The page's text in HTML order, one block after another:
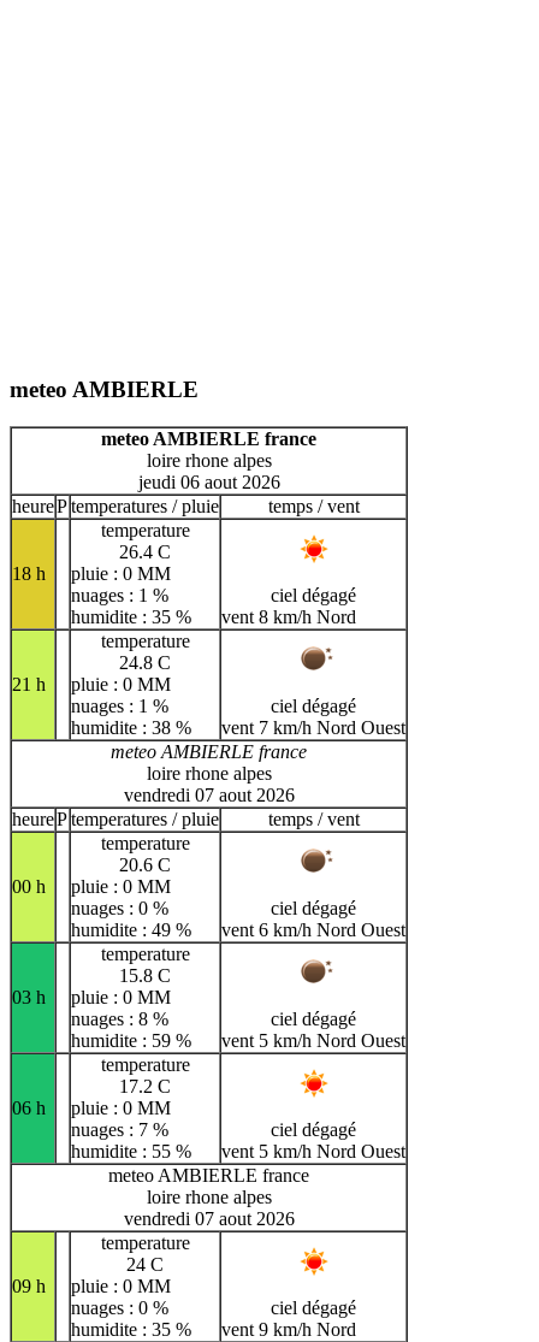
meteo AMBIERLE
meteo AMBIERLE france
loire rhone alpes
jeudi 06 aout 2026
heurePtemperatures / pluie temps / vent
18 h
temperature
26.4 C
pluie : 0 MM
nuages : 1 %
humidite : 35 %
ciel dégagé
vent 8 km/h Nord
21 h
temperature
24.8 C
pluie : 0 MM
nuages : 1 %
humidite : 38 %
ciel dégagé
vent 7 km/h Nord Ouest
meteo AMBIERLE france
loire rhone alpes
vendredi 07 aout 2026
heurePtemperatures / pluie temps / vent
00 h
temperature
20.6 C
pluie : 0 MM
nuages : 0 %
humidite : 49 %
ciel dégagé
vent 6 km/h Nord Ouest
03 h
temperature
15.8 C
pluie : 0 MM
nuages : 8 %
humidite : 59 %
ciel dégagé
vent 5 km/h Nord Ouest
06 h
temperature
17.2 C
pluie : 0 MM
nuages : 7 %
humidite : 55 %
ciel dégagé
vent 5 km/h Nord Ouest
meteo AMBIERLE france
loire rhone alpes
vendredi 07 aout 2026
09 h
temperature
24 C
pluie : 0 MM
nuages : 0 %
humidite : 35 %
ciel dégagé
vent 9 km/h Nord